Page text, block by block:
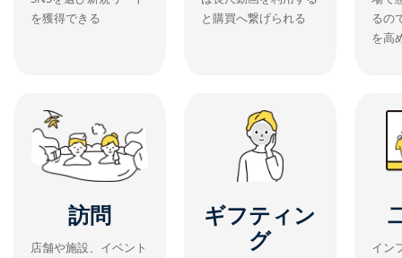
を獲得できる
と購買へ繋げられる
るの
を高
訪問
店舗や施設、イベント
ギフティン
グ
イン